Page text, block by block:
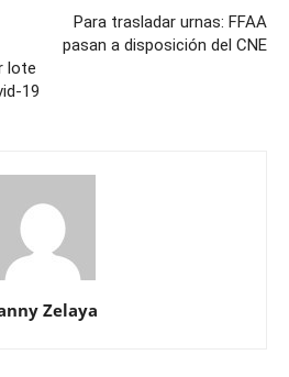
lote
19
Para trasladar urnas: FFAA
pasan a disposición del CNE
Zelaya